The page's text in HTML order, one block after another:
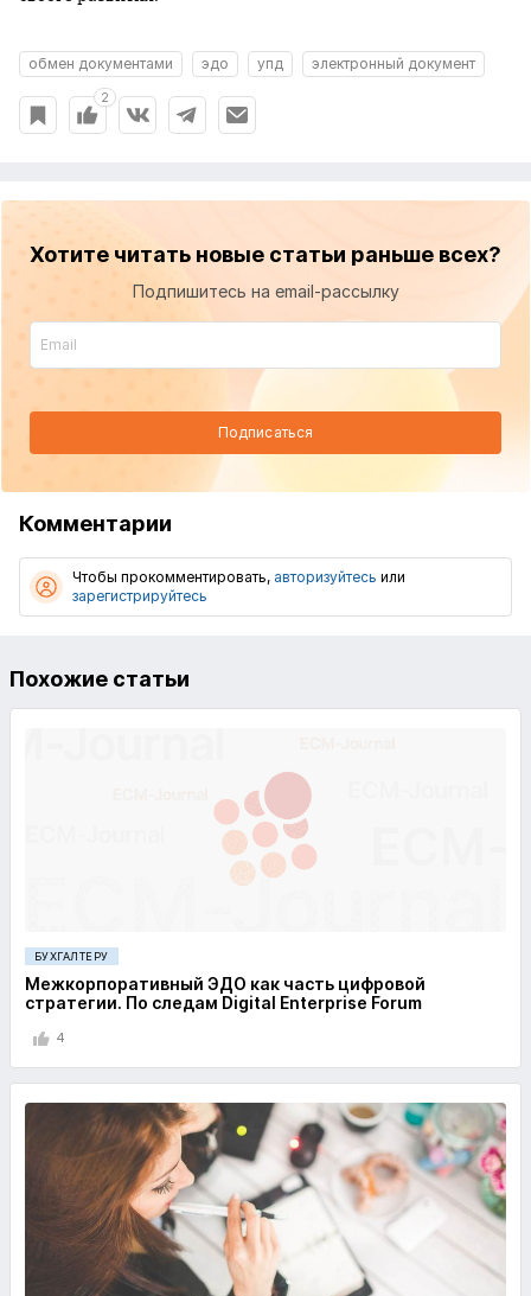
обмен документами эдо упд электронный документ
2
Хотите читать новые статьи раньше всех?
Подпишитесь на email-рассылку
Подписаться
Комментарии
Чтобы прокомментировать, авторизуйтесь или
зарегистрируйтесь
Похожие статьи
БУХГАЛТЕРУ
Межкорпоративный ЭДО как часть цифровой
стратегии. По следам Digital Enterprise Forum
4